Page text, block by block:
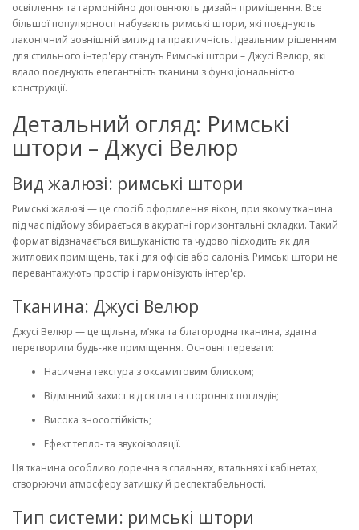
освітлення та гармонійно доповнюють дизайн приміщення. Все
більшої популярності набувають римські штори, які поєднують
лаконічний зовнішній вигляд та практичність. Ідеальним рішенням
для стильного інтер'єру стануть Римські штори – Джусі Велюр, які
вдало поєднують елегантність тканини з функціональністю
конструкції.
Детальний огляд: Римські
штори – Джусі Велюр
Вид жалюзі: римські штори
Римські жалюзі — це спосіб оформлення вікон, при якому тканина
під час підйому збирається в акуратні горизонтальні складки. Такий
формат відзначається вишуканістю та чудово підходить як для
житлових приміщень, так і для офісів або салонів. Римські штори не
перевантажують простір і гармонізують інтер'єр.
Тканина: Джусі Велюр
Джусі Велюр — це щільна, м’яка та благородна тканина, здатна
перетворити будь-яке приміщення. Основні переваги:
Насичена текстура з оксамитовим блиском;
Відмінний захист від світла та сторонніх поглядів;
Висока зносостійкість;
Ефект тепло- та звукоізоляції.
Ця тканина особливо доречна в спальнях, вітальнях і кабінетах,
створюючи атмосферу затишку й респектабельності.
Тип системи: римські штори